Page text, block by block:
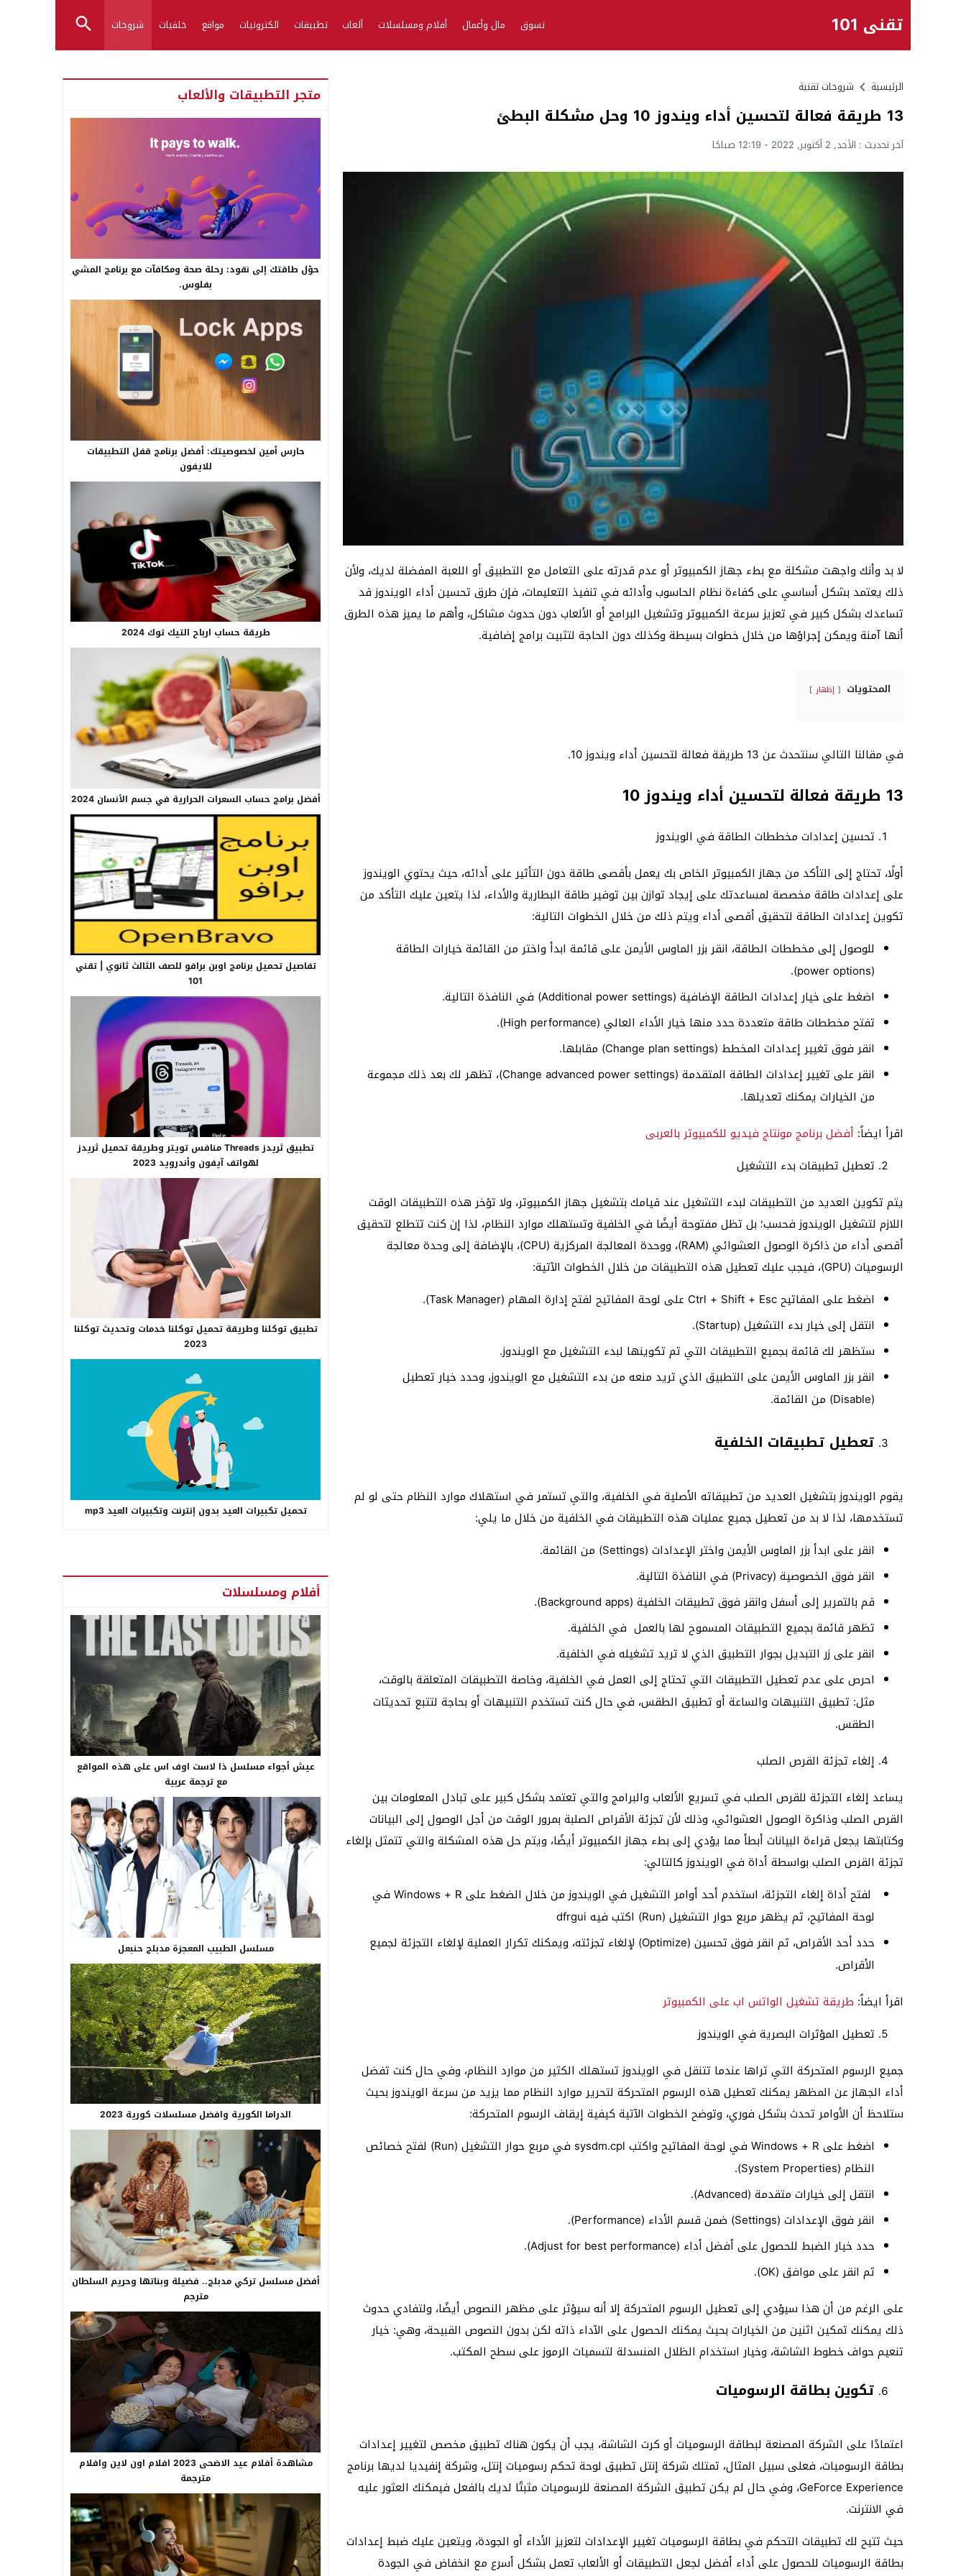
تقني 101 تسوق مال وأعمال أفلام ومسلسلات ألعاب تطبيقات الكترونيات مواقع خلفيات شروحات
الرئيسية شروحات تقنية
13 طريقة فعالة لتحسين أداء ويندوز 10 وحل مشكلة البطئ
آخر تحديث : الأحد, 2 أكتوبر, 2022 - 12:19 صباحًا
لا بد وأنك واجهت مشكلة مع بطء جهاز الكمبيوتر أو عدم قدرته على التعامل مع التطبيق أو اللعبة المفضلة لديك، ولأن
ذلك يعتمد بشكل أساسي على كفاءة نظام الحاسوب وأدائه في تنفيذ التعليمات، فإن طرق تحسين أداء الويندوز قد
تساعدك بشكل كبير في تعزيز سرعة الكمبيوتر وتشغيل البرامج أو الألعاب دون حدوث مشاكل، وأهم ما يميز هذه الطرق
أنها آمنة ويمكن إجراؤها من خلال خطوات بسيطة وكذلك دون الحاجة لتثبيت برامج إضافية.
المحتويات إظهار
في مقالنا التالي سنتحدث عن 13 طريقة فعالة لتحسين أداء ويندوز 10.
13 طريقة فعالة لتحسين أداء ويندوز 10
تحسين إعدادات مخططات الطاقة في الويندوز
أولًا، تحتاج إلى التأكد من جهاز الكمبيوتر الخاص بك يعمل بأقصى طاقة دون التأثير على أدائه، حيث يحتوي الويندوز
على إعدادات طاقة مخصصة لمساعدتك على إيجاد توازن بين توفير طاقة البطارية والأداء، لذا يتعين عليك التأكد من
تكوين إعدادات الطاقة لتحقيق أقصى أداء ويتم ذلك من خلال الخطوات التالية:
للوصول إلى مخططات الطاقة، انقر بزر الماوس الأيمن على قائمة ابدأ واختر من القائمة خيارات الطاقة
(power options).
اضغط على خيار إعدادات الطاقة الإضافية (Additional power settings) في النافذة التالية.
تفتح مخططات طاقة متعددة حدد منها خيار الأداء العالي (High performance).
انقر فوق تغيير إعدادات المخطط (Change plan settings) مقابلها.
انقر على تغيير إعدادات الطاقة المتقدمة (Change advanced power settings)، تظهر لك بعد ذلك مجموعة
من الخيارات يمكنك تعديلها.
اقرأ ايضاً: أفضل برنامج مونتاج فيديو للكمبيوتر بالعربى
تعطيل تطبيقات بدء التشغيل
يتم تكوين العديد من التطبيقات لبدء التشغيل عند قيامك بتشغيل جهاز الكمبيوتر، ولا تؤخر هذه التطبيقات الوقت
اللازم لتشغيل الويندوز فحسب؛ بل تظل مفتوحة أيضًا في الخلفية وتستهلك موارد النظام، لذا إن كنت تتطلع لتحقيق
أقصى أداء من ذاكرة الوصول العشوائي (RAM)، ووحدة المعالجة المركزية (CPU)، بالإضافة إلى وحدة معالجة
الرسوميات (GPU)، فيجب عليك تعطيل هذه التطبيقات من خلال الخطوات الآتية:
اضغط على المفاتيح Ctrl + Shift + Esc على لوحة المفاتيح لفتح إدارة المهام (Task Manager).
انتقل إلى خيار بدء التشغيل (Startup).
ستظهر لك قائمة بجميع التطبيقات التي تم تكوينها لبدء التشغيل مع الويندوز.
انقر بزر الماوس الأيمن على التطبيق الذي تريد منعه من بدء التشغيل مع الويندوز، وحدد خيار تعطيل
(Disable) من القائمة.
تعطيل تطبيقات الخلفية
يقوم الويندوز بتشغيل العديد من تطبيقاته الأصلية في الخلفية، والتي تستمر في استهلاك موارد النظام حتى لو لم
تستخدمها، لذا لا بد من تعطيل جميع عمليات هذه التطبيقات في الخلفية من خلال ما يلي:
انقر على ابدأ بزر الماوس الأيمن واختر الإعدادات (Settings) من القائمة.
انقر فوق الخصوصية (Privacy) في النافذة التالية.
قم بالتمرير إلى أسفل وانقر فوق تطبيقات الخلفية (Background apps).
تظهر قائمة بجميع التطبيقات المسموح لها بالعمل في الخلفية.
انقر على زر التبديل بجوار التطبيق الذي لا تريد تشغيله في الخلفية.
احرص على عدم تعطيل التطبيقات التي تحتاج إلى العمل في الخلفية، وخاصة التطبيقات المتعلقة بالوقت،
مثل: تطبيق التنبيهات والساعة أو تطبيق الطقس، في حال كنت تستخدم التنبيهات أو بحاجة لتتبع تحديثات
الطقس.
إلغاء تجزئة القرص الصلب
يساعد إلغاء التجزئة للقرص الصلب في تسريع الألعاب والبرامج والتي تعتمد بشكل كبير على تبادل المعلومات بين
القرص الصلب وذاكرة الوصول العشوائي، وذلك لأن تجزئة الأقراص الصلبة بمرور الوقت من أجل الوصول إلى البيانات
وكتابتها يجعل قراءة البيانات أبطأ مما يؤدي إلى بطء جهاز الكمبيوتر أيضًا، ويتم حل هذه المشكلة والتي تتمثل بإلغاء
تجزئة القرص الصلب بواسطة أداة في الويندوز كالتالي:
لفتح أداة إلغاء التجزئة، استخدم أحد أوامر التشغيل في الويندوز من خلال الضغط على Windows + R في
لوحة المفاتيح، ثم يظهر مربع حوار التشغيل (Run) اكتب فيه dfrgui
حدد أحد الأقراص، ثم انقر فوق تحسين (Optimize) لإلغاء تجزئته، ويمكنك تكرار العملية لإلغاء التجزئة لجميع
الأقراص.
اقرأ ايضاً: طريقة تشغيل الواتس اب على الكمبيوتر
تعطيل المؤثرات البصرية في الويندوز
جميع الرسوم المتحركة التي تراها عندما تتنقل في الويندوز تستهلك الكثير من موارد النظام، وفي حال كنت تفضل
أداء الجهاز عن المظهر يمكنك تعطيل هذه الرسوم المتحركة لتحرير موارد النظام مما يزيد من سرعة الويندوز بحيث
ستلاحظ أن الأوامر تحدث بشكل فوري، وتوضح الخطوات الآتية كيفية إيقاف الرسوم المتحركة:
اضغط على Windows + R في لوحة المفاتيح واكتب sysdm.cpl في مربع حوار التشغيل (Run) لفتح خصائص
النظام (System Properties).
انتقل إلى خيارات متقدمة (Advanced).
انقر فوق الإعدادات (Settings) ضمن قسم الأداء (Performance).
حدد خيار الضبط للحصول على أفضل أداء (Adjust for best performance).
ثم انقر على موافق (OK).
على الرغم من أن هذا سيؤدي إلى تعطيل الرسوم المتحركة إلا أنه سيؤثر على مظهر النصوص أيضًا، ولتفادي حدوث
ذلك يمكنك تمكين اثنين من الخيارات بحيث يمكنك الحصول على الآداء ذاته لكن بدون النصوص القبيحة، وهي: خيار
تنعيم حواف خطوط الشاشة، وخيار استخدام الظلال المنسدلة لتسميات الرموز على سطح المكتب.
تكوين بطاقة الرسوميات
اعتمادًا على الشركة المصنعة لبطاقة الرسوميات أو كرت الشاشة، يجب أن يكون هناك تطبيق مخصص لتغيير إعدادات
بطاقة الرسوميات، فعلى سبيل المثال، تمتلك شركة إنتل تطبيق لوحة تحكم رسوميات إنتل، وشركة إنفيديا لديها برنامج
GeForce Experience، وفي حال لم يكن تطبيق الشركة المصنعة للرسوميات مثبتًا لديك بالفعل فيمكنك العثور عليه
في الانترنت.
حيث تتيح لك تطبيقات التحكم في بطاقة الرسوميات تغيير الإعدادات لتعزيز الأداء أو الجودة، ويتعين عليك ضبط إعدادات
بطاقة الرسوميات للحصول على أداء أفضل لجعل التطبيقات أو الألعاب تعمل بشكل أسرع مع انخفاض في الجودة
متجر التطبيقات والألعاب
حوّل طاقتك إلى نقود: رحلة صحة ومكافآت مع برنامج المشي
بفلوس.
حارس أمين لخصوصيتك: أفضل برنامج قفل التطبيقات
للايفون
طريقة حساب ارباح التيك توك 2024
أفضل برامج حساب السعرات الحرارية في جسم الأنسان 2024
تفاصيل تحميل برنامج اوبن برافو للصف الثالث ثانوي | تقني
101
تطبيق ثريدز Threads منافس تويتر وطريقة تحميل ثريدز
لهواتف آيفون وأندرويد 2023
تطبيق توكلنا وطريقة تحميل توكلنا خدمات وتحديث توكلنا
2023
تحميل تكبيرات العيد بدون إنترنت وتكبيرات العيد mp3
أفلام ومسلسلات
عيش أجواء مسلسل ذا لاست اوف اس على هذه المواقع
مع ترجمة عربية
مسلسل الطبيب المعجزة مدبلج حنبعل
الدراما الكورية وافضل مسلسلات كورية 2023
أفضل مسلسل تركي مدبلج.. فضيلة وبناتها وحريم السلطان
مترجم
مشاهدة أفلام عيد الاضحى 2023 افلام اون لاين وافلام
مترجمة